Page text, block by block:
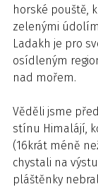
horské pouště,
zelenými
Ladakh je pro
osídleným
nad mořem.
Věděli jsme
stínu Himalájí,
(16krát méně
chystali na
pláštěnky